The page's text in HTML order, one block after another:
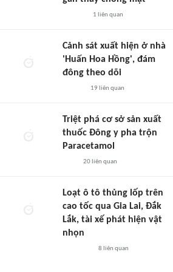
1 liên quan
Cảnh sát xuất hiện ở nhà
'Huấn Hoa Hồng', đám
đông theo dõi
19 liên quan
Triệt phá cơ sở sản xuất
thuốc Đông y pha trộn
Paracetamol
20liên quan
Loạt ô tô thủng lốp trên
cao tốc qua Gia Lai, Đắk
Lắk, tài xế phát hiện vật
nhọn
8 liên quan